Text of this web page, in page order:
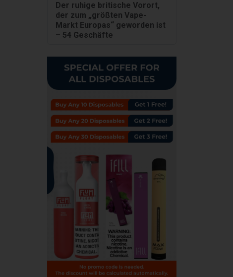
Der ruhige britische Vorort,
der zum „größten Vape-
Markt Europas“ geworden ist
– 54 Geschäfte